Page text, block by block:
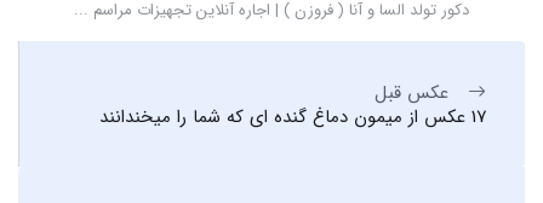
دکور تولد السا و آنا ( فروزن ) | اجاره آنلاین تجهیزات مراسم ...
عکس قبل
17 عکس از میمون دماغ گنده ای که شما را میخندانند